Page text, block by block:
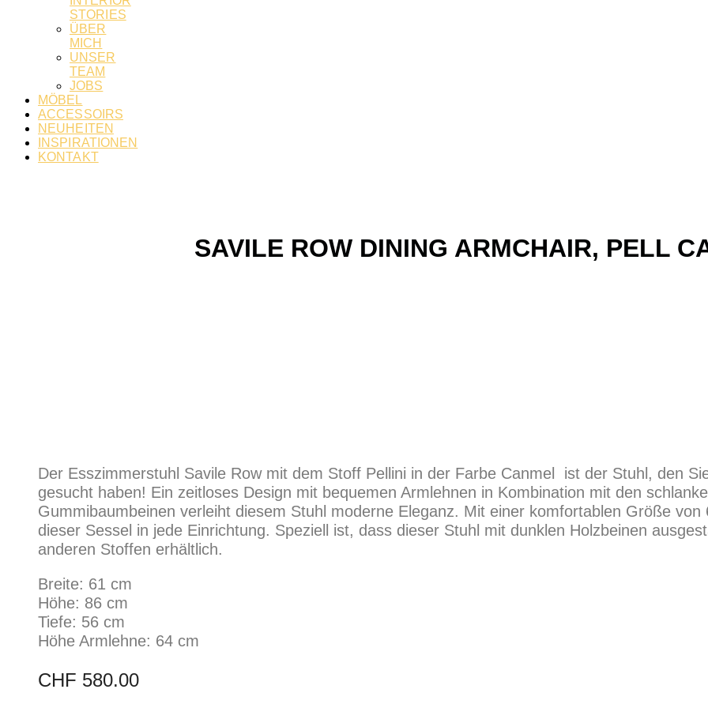
STORIES
ÜBER
MICH
UNSER
TEAM
JOBS
MÖBEL
ACCESSOIRS
NEUHEITEN
INSPIRATIONEN
KONTAKT
SAVILE ROW DINING ARMCHAIR, PELL
Der Esszimmerstuhl Savile Row mit dem Stoff Pellini in der Farbe Canmel ist der Stuhl, den
gesucht haben! Ein zeitloses Design mit bequemen Armlehnen in Kombination mit den
Gummibaumbeinen verleiht diesem Stuhl moderne Eleganz. Mit einer komfortablen Größe von
dieser Sessel in jede Einrichtung. Speziell ist, dass dieser Stuhl mit dunklen Holzbeinen
anderen Stoffen erhältlich.
Breite: 61 cm
Höhe: 86 cm
Tiefe: 56 cm
Höhe Armlehne: 64 cm
CHF 580.00